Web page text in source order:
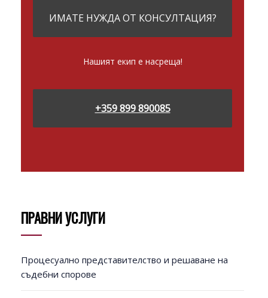
ИМАТЕ НУЖДА ОТ КОНСУЛТАЦИЯ?
Нашият екип е насреща!
+359 899 890085
ПРАВНИ УСЛУГИ
Процесуално представителство и решаване на
съдебни спорове